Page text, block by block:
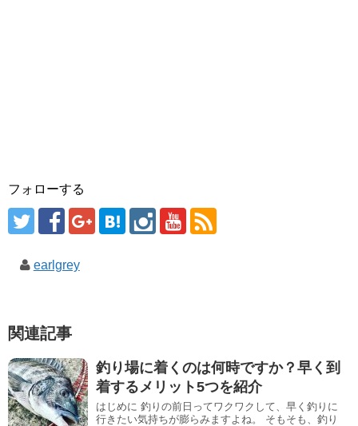
フォローする
earlgrey
関連記事
釣り場に着くのは何時ですか？早く到
着するメリット5つを紹介
はじめに 釣りの前日ってワクワクして、早く釣りに
行きたい気持ちが膨らみますよね。 そもそも、釣り